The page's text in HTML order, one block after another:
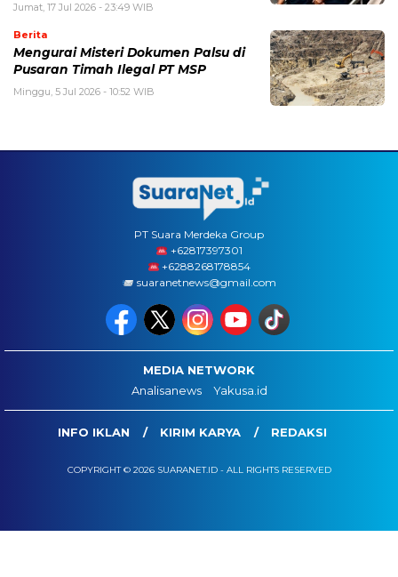
Jumat, 17 Jul 2026 - 23:49 WIB
Berita
Mengurai Misteri Dokumen Palsu di
Pusaran Timah Ilegal PT MSP
Minggu, 5 Jul 2026 - 10:52 WIB
PT Suara Merdeka Group
‪+62817397301
+6288268178854
suaranetnews@gmail.com
MEDIA NETWORK
Analisanews
Yakusa.id
INFO IKLAN KIRIM KARYA REDAKSI
COPYRIGHT © 2026 SUARANET.ID - ALL RIGHTS RESERVED